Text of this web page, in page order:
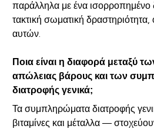
παράλληλα με ένα ισορροπημένο
τακτική σωματική
αυτών.
Ποια είναι η διαφορά μεταξύ
απώλειας βάρους και των
διατροφής γενικά;
Τα συμπληρώματα διατροφής
βιταμίνες και μέταλλα —